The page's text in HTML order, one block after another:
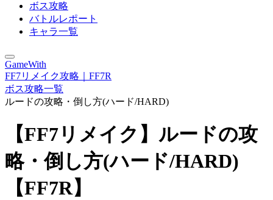
ボス攻略
バトルレポート
キャラ一覧
GameWith
FF7リメイク攻略｜FF7R
ボス攻略一覧
ルードの攻略・倒し方(ハード/HARD)
【FF7リメイク】ルードの攻
略・倒し方(ハード/HARD)
【FF7R】